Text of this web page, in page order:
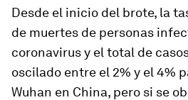
Desde el inicio del brote, la
de muertes de personas
coronavirus y el total de
oscilado entre el 2% y el 4%
Wuhan en China, pero si se